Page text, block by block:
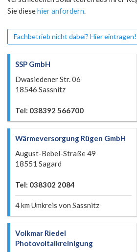
Sie diesehier anfordern.
Fachbetrieb nicht dabei? Hier eintragen!
SSP GmbH
Dwasiedener Str. 06
18546 Sassnitz
Tel: 038392 566700
Wärmeversorgung Rügen GmbH
August-Bebel-Straße 49
18551 Sagard
Tel: 038302 2084
4 km Umkreis von Sassnitz
Volkmar Riedel
Photovoltaikreinigung